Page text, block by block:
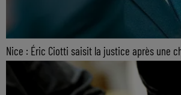
Nice : Éric Ciotti saisit la justice après une